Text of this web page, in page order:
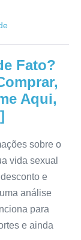
Fato?
Aqui,
sobre o
vida sexual
e
análise
para
e ainda